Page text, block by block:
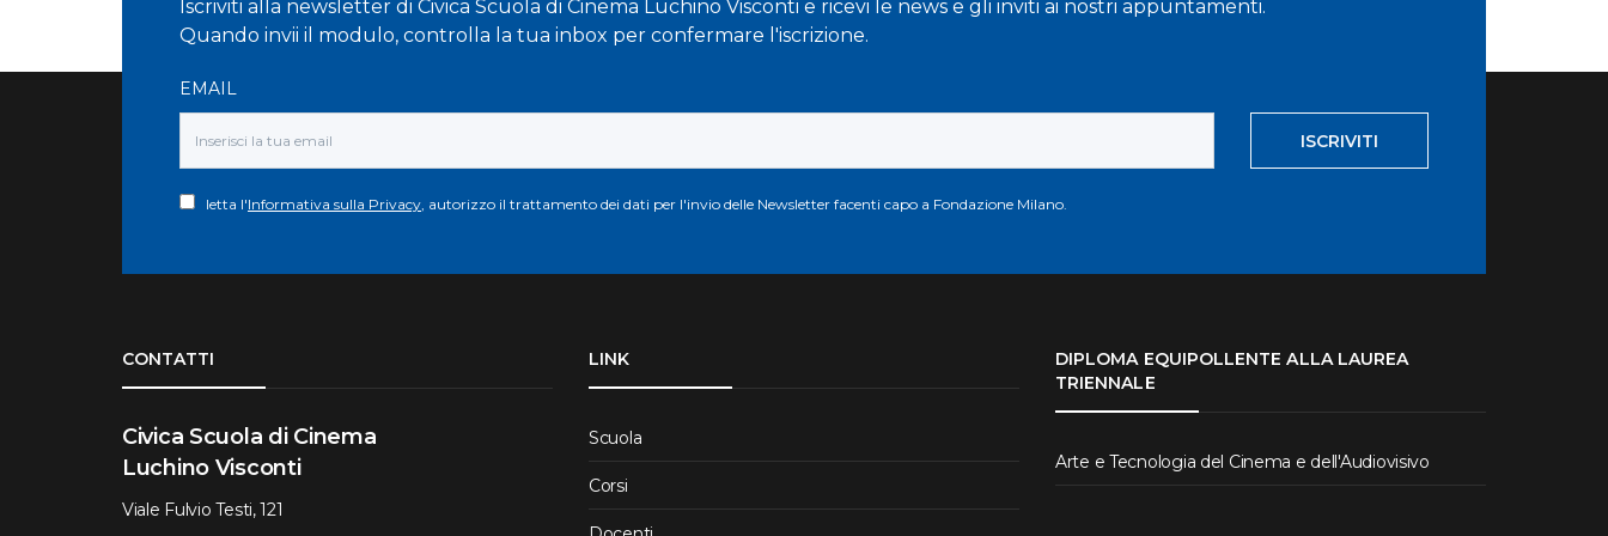
Iscriviti alla newsletter di Civica Scuola di Cinema Luchino Visconti e ricevi le news e gli inviti ai nostri appuntamenti.
Quando invii il modulo, controlla la tua inbox per confermare l'iscrizione.
EMAIL
ISCRIVITI
letta l'Informativa sulla Privacy , autorizzo il trattamento dei dati per l'invio delle Newsletter facenti capo a Fondazione Milano.
CONTATTI
Civica Scuola di Cinema
Luchino Visconti
Viale Fulvio Testi, 121
LINK
Scuola
Corsi
DIPLOMA EQUIPOLLENTE ALLA LAUREA
TRIENNALE
Arte e Tecnologia del Cinema e dell'Audiovisivo